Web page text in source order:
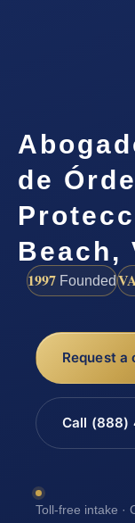
de
Beach,
1997 Founded
Request a
Call (888)
Toll-free intake ·